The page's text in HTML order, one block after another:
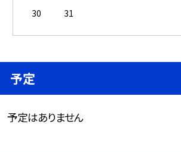
30
31
予定
予定はありません